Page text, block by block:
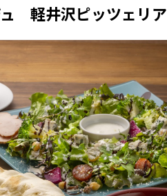
軽井沢ピッツェリア